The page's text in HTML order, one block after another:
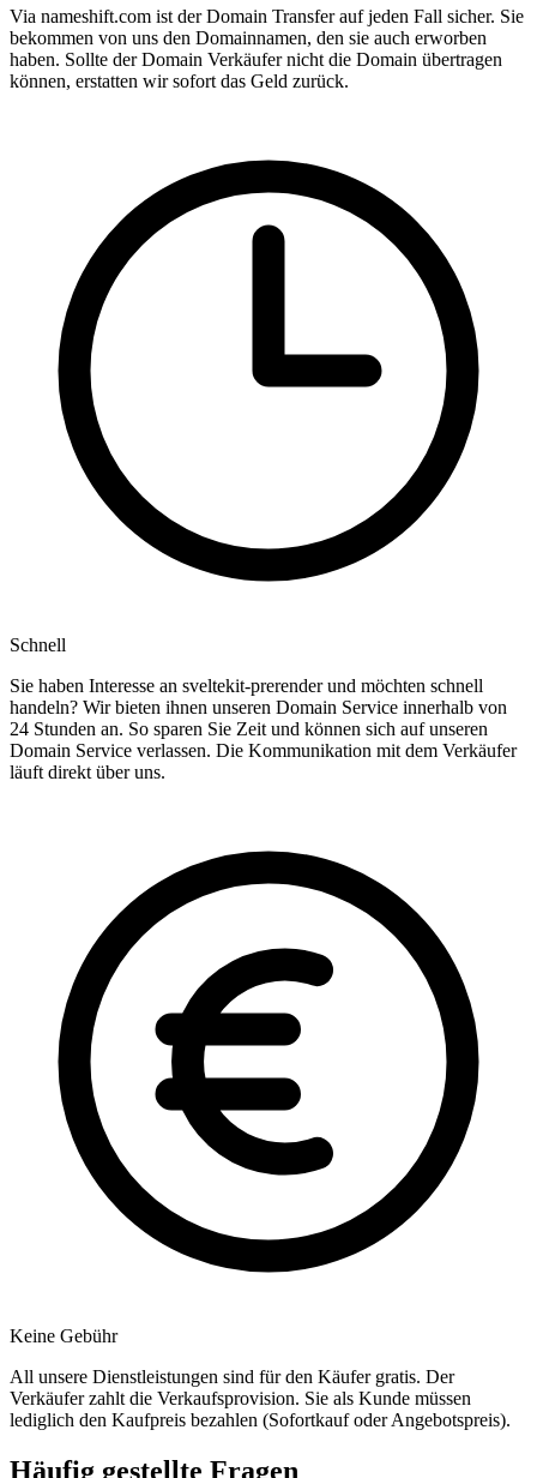
Via nameshift.com ist der Domain Transfer auf jeden Fall sicher. Sie
bekommen von uns den Domainnamen, den sie auch erworben
haben. Sollte der Domain Verkäufer nicht die Domain übertragen
können, erstatten wir sofort das Geld zurück.
Schnell
Sie haben Interesse an sveltekit-prerender und möchten schnell
handeln? Wir bieten ihnen unseren Domain Service innerhalb von
24 Stunden an. So sparen Sie Zeit und können sich auf unseren
Domain Service verlassen. Die Kommunikation mit dem Verkäufer
läuft direkt über uns.
Keine Gebühr
All unsere Dienstleistungen sind für den Käufer gratis. Der
Verkäufer zahlt die Verkaufsprovision. Sie als Kunde müssen
lediglich den Kaufpreis bezahlen (Sofortkauf oder Angebotspreis).
Häufig gestellte Fragen